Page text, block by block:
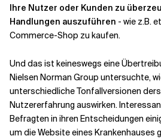
Ihre Nutzer oder Kunden zu
Handlungen auszuführen - wie z.B.
Commerce-Shop zu kaufen.
Und das ist keineswegs eine
Nielsen Norman Group untersuchte,
unterschiedliche Tonfallversionen
Nutzererfahrung auswirken.
Befragten in ihren Entscheidungen
um die Website eines Krankenhauses